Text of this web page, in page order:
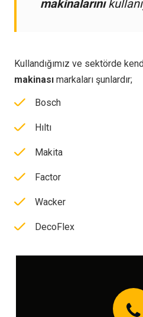
makinalarını
Kullandığımız ve sektörde
makinası markaları şunlardır;
Bosch
Hıltı
Makita
Factor
Wacker
DecoFlex